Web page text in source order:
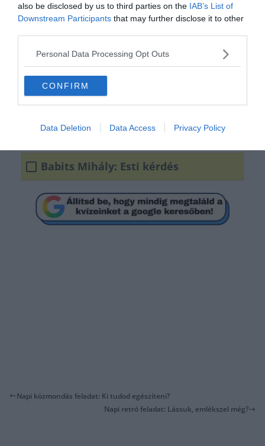
also be disclosed by us to third parties on the IAB’s List of
Downstream Participants that may further disclose it to other
Personal Data Processing Opt Outs
CONFIRM
Data Deletion Data Access Privacy Policy
Melyik vers?
Ady Endre: Kocsi-út az éjszakában
Kosztolányi Dezső: Hajnali részegség
Juhász Gyula: Milyen volt...
Babits Mihály: Esti kérdés
Napi közmondás feladat: Ki tudod egészíteni?
Napi retró feladat: Lássuk, emlékszel még?